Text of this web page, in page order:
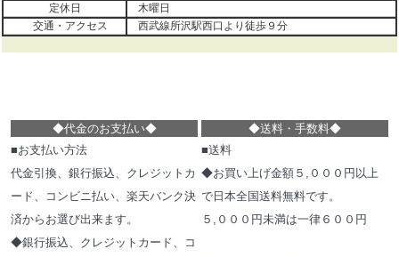
定休日
木曜日
交通・アクセス
西武線所沢駅西口より徒歩９分
◆代金のお支払い◆
■お支払い方法
代金引換、銀行振込、クレジットカ
ード、コンビニ払い、楽天バンク決
済からお選び出来ます。
◆銀行振込、クレジットカード、コ
◆送料・手数料◆
■送料
◆お買い上げ金額５,０００円以上
で日本全国送料無料です。
５,０００円未満は一律６００円